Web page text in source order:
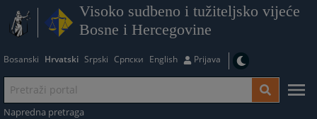
Visoko sudbeno i tužiteljsko vijeće
Bosne i Hercegovine
Bosanski Hrvatski Srpski Српски English Prijava
Napredna pretraga